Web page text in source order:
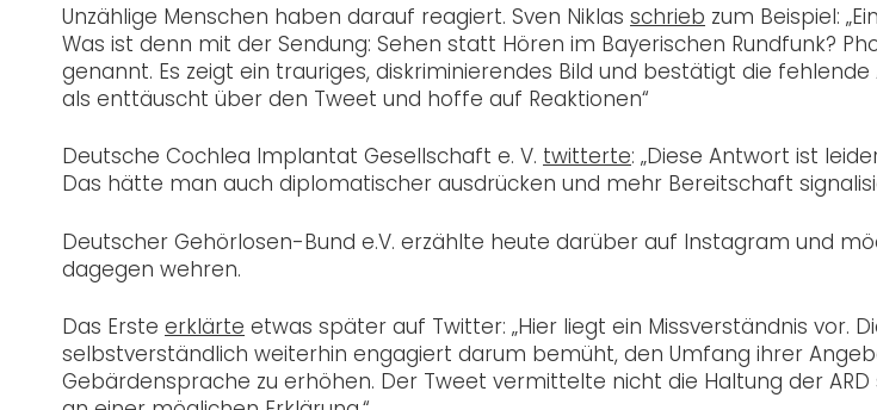
Unzählige Menschen haben darauf reagiert. Sven Niklas schrieb zum Beispiel:
Was ist denn mit der Sendung: Sehen statt Hören im Bayerischen Rundfunk?
genannt. Es zeigt ein trauriges, diskriminierendes Bild und bestätigt die
als enttäuscht über den Tweet und hoffe auf Reaktionen“
Deutsche Cochlea Implantat Gesellschaft e. V. twitterte: „Diese Antwort ist
Das hätte man auch diplomatischer ausdrücken und mehr Bereitschaft
Deutscher Gehörlosen-Bund e.V. erzählte heute darüber auf Instagram und
dagegen wehren.
Das Erste erklärte etwas später auf Twitter: „Hier liegt ein Missverständnis vor.
selbstverständlich weiterhin engagiert darum bemüht, den Umfang ihrer
Gebärdensprache zu erhöhen. Der Tweet vermittelte nicht die Haltung der